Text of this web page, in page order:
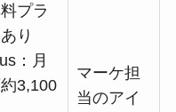
プラ
り
：月
3,100
マーケ担
当のアイ